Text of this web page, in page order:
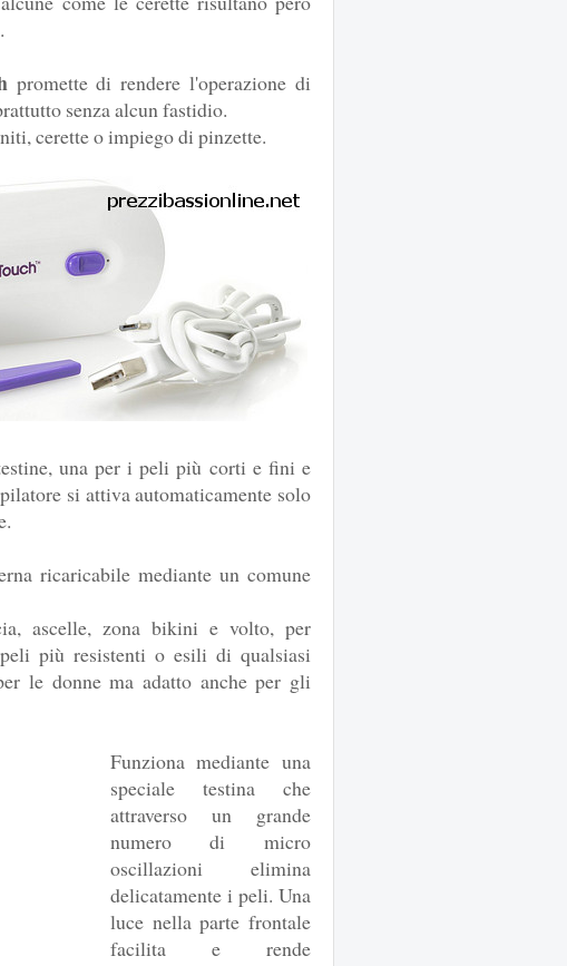
promette di rendere l'operazione di
senza alcun fastidio.
cerette o impiego di pinzette.
una per i peli più corti e fini e
si attiva automaticamente solo
ricaricabile mediante un comune
ascelle, zona bikini e volto, per
più resistenti o esili di qualsiasi
le donne ma adatto anche per gli
Funziona mediante una
speciale testina che
attraverso un grande
numero di micro
oscillazioni elimina
delicatamente i peli. Una
luce nella parte frontale
facilita e rende